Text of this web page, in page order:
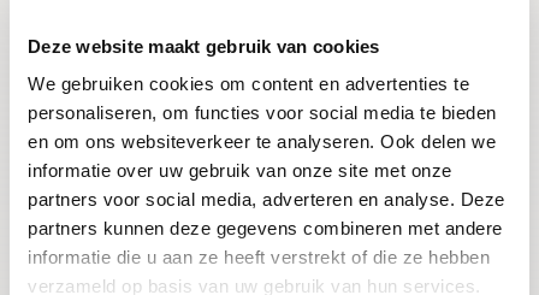
Deze website maakt gebruik van cookies
We gebruiken cookies om content en advertenties te
personaliseren, om functies voor social media te bieden
en om ons websiteverkeer te analyseren. Ook delen we
informatie over uw gebruik van onze site met onze
partners voor social media, adverteren en analyse. Deze
partners kunnen deze gegevens combineren met andere
informatie die u aan ze heeft verstrekt of die ze hebben
verzameld op basis van uw gebruik van hun services.
Blijf op de hoogte
Ontvang het laatste wijnnieuws, proeverijen en
evenementen
E-mailadres
Aanmelden